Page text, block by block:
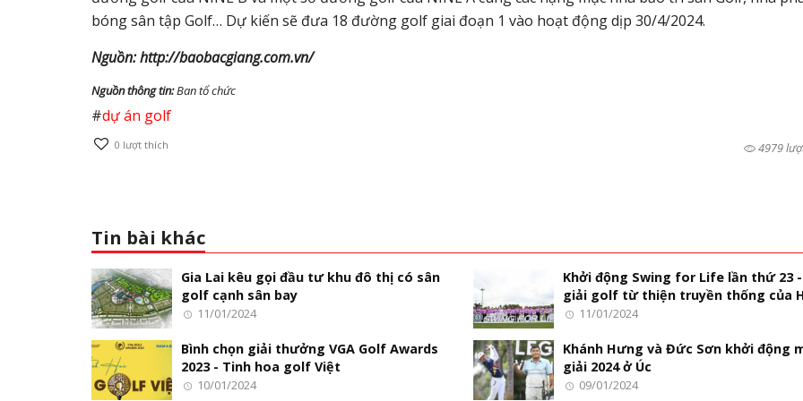
bóng sân tập Golf… Dự kiến sẽ đưa 18 đường golf giai đoạn 1 vào hoạt động dịp 30/4/2024.
Nguồn: http://baobacgiang.com.vn/
Nguồn thông tin:Ban tổ chức
#dự án golf
0 lượt thích 4979
Tin bài khác
Gia Lai kêu gọi đầu tư khu đô thị có sân
golf cạnh sân bay
11/01/2024
Khởi động Swing for Life lần thứ 23 -
giải golf từ thiện truyền thống của
11/01/2024
Bình chọn giải thưởng VGA Golf Awards
2023 - Tinh hoa golf Việt
10/01/2024
Khánh Hưng và Đức Sơn khởi động
giải 2024 ở Úc
09/01/2024